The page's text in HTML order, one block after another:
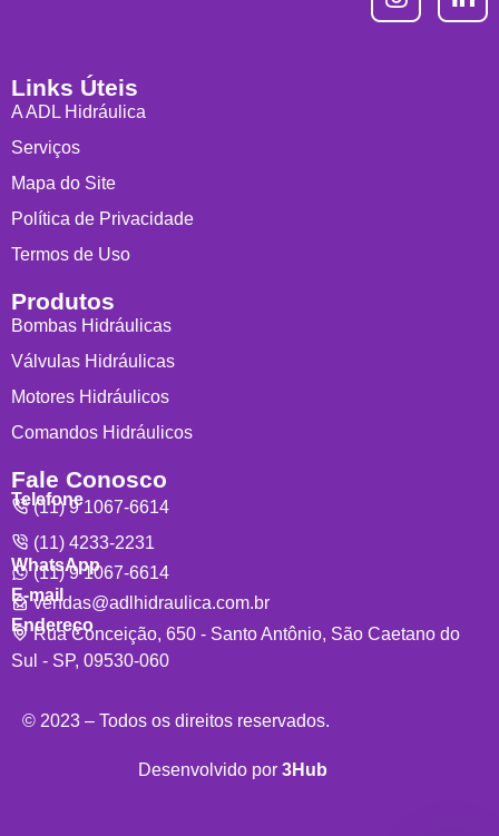
Links Úteis
A ADL Hidráulica
Serviços
Mapa do Site
Política de Privacidade
Termos de Uso
Produtos
Bombas Hidráulicas
Válvulas Hidráulicas
Motores Hidráulicos
Comandos Hidráulicos
Fale Conosco
Telefone
(11) 9 1067-6614
(11) 4233-2231
WhatsApp
(11) 9 1067-6614
E-mail
vendas@adlhidraulica.com.br
Endereço
Rua Conceição, 650 - Santo Antônio, São Caetano do
Sul - SP, 09530-060
© 2023 – Todos os direitos reservados.
Desenvolvido por 3Hub